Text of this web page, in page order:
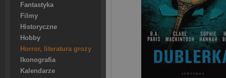
Fantastyka
Filmy
Historyczne
Hobby
Horror, literatura grozy
Ikonografia
Kalendarze